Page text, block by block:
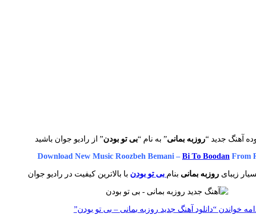
آهنگ جدید “روزبه بمانی” به نام “بی تو بودن” از رادیو جوان باشید
Download New Music Roozbeh Bemani – Bi To Boodan From
زیبای روزبه بمانی بنام بی تو بودن با بالاترین کیفیت در رادیو جوان
خواندن “دانلود آهنگ جدید روزبه بمانی – بی تو بودن”